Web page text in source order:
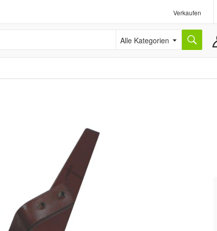
Verkaufen
Alle Kategorien